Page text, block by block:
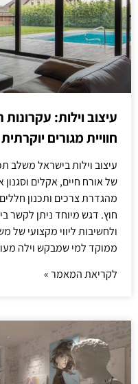
עיצוב וילות:
חוויית מגורים יוקרתית
עיצוב וילות בישראל משלב
של אורח חיים, אקלים
מהגדרת צרכים ותכנון
חוץ. דגש מיוחד ניתן לקשר
ולחשיבות ליווי מקצועי של
ממוקד למי שמבקש וילה
לקריאת המאמר »